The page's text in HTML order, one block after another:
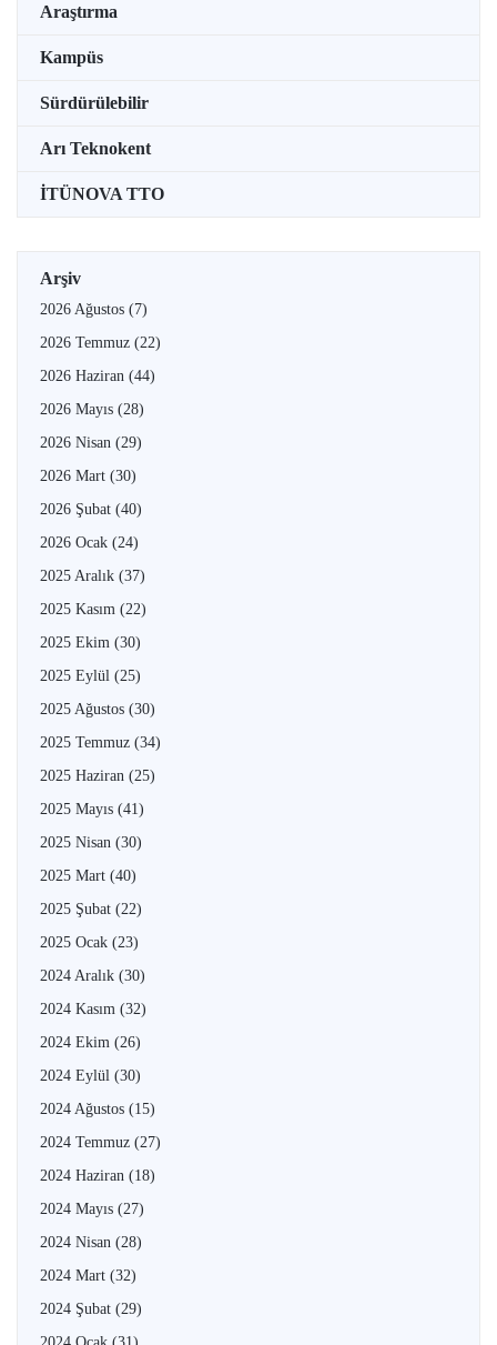
Araştırma
Kampüs
Sürdürülebilir
Arı Teknokent
İTÜNOVA TTO
Arşiv
2026 Ağustos (7)
2026 Temmuz (22)
2026 Haziran (44)
2026 Mayıs (28)
2026 Nisan (29)
2026 Mart (30)
2026 Şubat (40)
2026 Ocak (24)
2025 Aralık (37)
2025 Kasım (22)
2025 Ekim (30)
2025 Eylül (25)
2025 Ağustos (30)
2025 Temmuz (34)
2025 Haziran (25)
2025 Mayıs (41)
2025 Nisan (30)
2025 Mart (40)
2025 Şubat (22)
2025 Ocak (23)
2024 Aralık (30)
2024 Kasım (32)
2024 Ekim (26)
2024 Eylül (30)
2024 Ağustos (15)
2024 Temmuz (27)
2024 Haziran (18)
2024 Mayıs (27)
2024 Nisan (28)
2024 Mart (32)
2024 Şubat (29)